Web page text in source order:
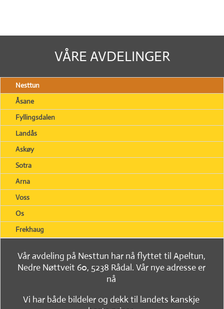
VÅRE AVDELINGER
Nesttun
Åsane
Fyllingsdalen
Landås
Askøy
Sotra
Arna
Voss
Os
Frekhaug
Vår avdeling på Nesttun har nå flyttet til Apeltun,
Nedre Nøttveit 60, 5238 Rådal. Vår nye adresse er
nå
Vi har både bildeler og dekk til landets kanskje